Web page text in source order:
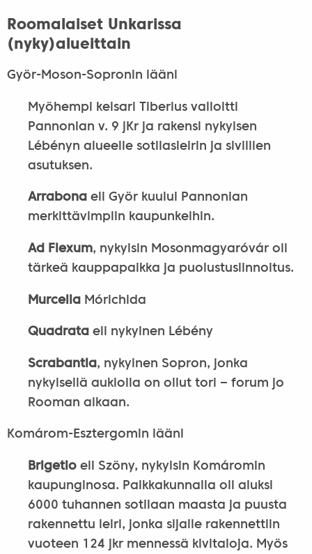
Roomalaiset Unkarissa
(nyky)alueittain
Györ-Moson-Sopronin lääni
Myöhempi keisari Tiberius valloitti
Pannonian v. 9 jKr ja rakensi nykyisen
Lébényn alueelle sotllasleirin ja siviilien
asutuksen.
Arrabona eli Györ kuului Pannonian
merkittävimpiin kaupunkeihin.
Ad Flexum, nykyisin Mosonmagyaróvár oli
tärkeä kauppapaikka ja puolustuslinnoitus.
Murcella Mórichida
Quadrata eli nykyinen Lébény
Scrabantia, nykyinen Sopron, jonka
nykyisellä aukiolla on ollut tori ‒ forum jo
Rooman aikaan.
Komárom-Esztergomin lääni
Brigetioeli Szöny, nykyisin Komáromin
kaupunginosa. Paikkakunnalla oli aluksi
6000 tuhannen sotilaan maasta ja puusta
rakennettu leiri, jonka sijalle rakennettiin
vuoteen 124 jkr mennessä kivitaloja. Myös